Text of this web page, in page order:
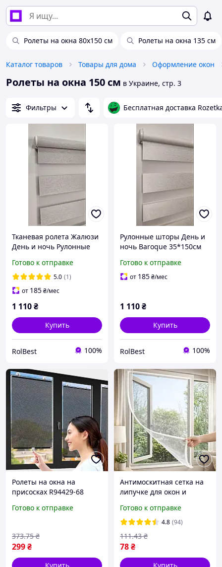
Ролеты на окна 80х150 см Ролеты на окна 135 см
Каталог товаров Товары для дома Оформление окон
Ролеты на окна 150 см в Украине, стр. 3
Фильтры Бесплатная доставка
Тканевая ролета Жалюзи
День и ночь Рулонные
Baroque 35*150см
серебро 2006
Готово к отправке
5.0 (1)
от 185₴/мес
1 110₴
Купить
RolBest 100%
Рулонные шторы День и
ночь Baroque 35*150см
Готово к отправке
от 185₴/мес
1 110₴
Купить
RolBest 100%
Ролеты на окна на
присосках R94429-68
шторка солнцезащитная
Готово к отправке
299₴
373.75 ₴
Антимоскитная сетка на
липучке для окон и
Готово к отправке
4.8 (94)
78₴
111.43 ₴